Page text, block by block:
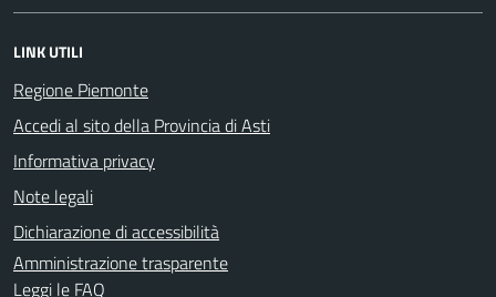
LINK UTILI
Regione Piemonte
Accedi al sito della Provincia di Asti
Informativa privacy
Note legali
Dichiarazione di accessibilità
Amministrazione trasparente
Leggi le FAQ